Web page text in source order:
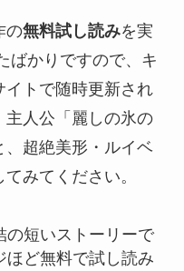
の無料試し読みを実
ばかりですので、キ
イトで随時更新され
主人公「麗しの氷の
超絶美形・ルイベ
みてください。
の短いストーリーで
ほど無料で試し読み